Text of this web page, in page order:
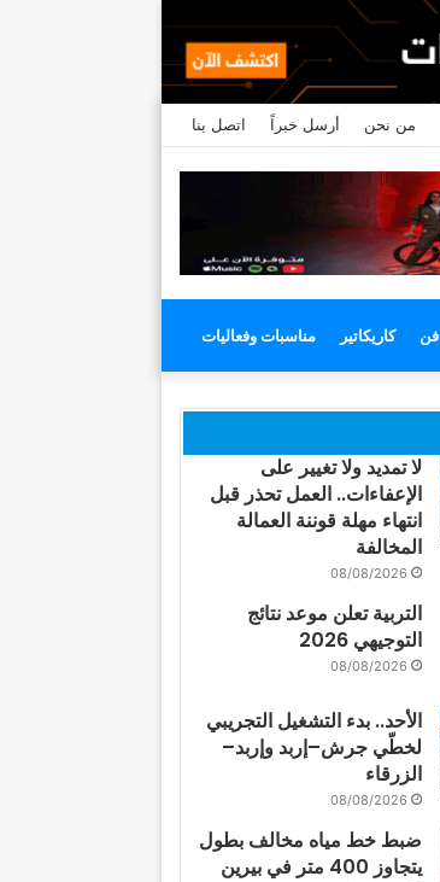
من نحن أرسل خبراً اتصل بنا
فن كاريكاتير مناسبات وفعاليات
لا تمديد ولا تغيير على
الإعفاءات.. العمل تحذر قبل
انتهاء مهلة قوننة العمالة
المخالفة
08/08/2026
التربية تعلن موعد نتائج
التوجيهي 2026
08/08/2026
الأحد.. بدء التشغيل التجريبي
لخطّي جرش–إربد وإربد–
الزرقاء
08/08/2026
ضبط خط مياه مخالف بطول
يتجاوز 400 متر في بيرين